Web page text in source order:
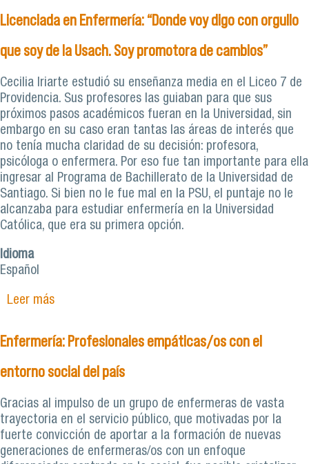
Licenciada en Enfermería: “Donde voy digo con orgullo
que soy de la Usach. Soy promotora de cambios”
Cecilia Iriarte estudió su enseñanza media en el Liceo 7 de
Providencia. Sus profesores las guiaban para que sus
próximos pasos académicos fueran en la Universidad, sin
embargo en su caso eran tantas las áreas de interés que
no tenía mucha claridad de su decisión: profesora,
psicóloga o enfermera. Por eso fue tan importante para ella
ingresar al Programa de Bachillerato de la Universidad de
Santiago. Si bien no le fue mal en la PSU, el puntaje no le
alcanzaba para estudiar enfermería en la Universidad
Católica, que era su primera opción.
Idioma
Español
Leer mássobre Cecilia Iriarte, Bachiller en Ciencias y
voy digo con orgullo que soy de la Usach. Soy
promotora de cambios”
Enfermería: Profesionales empáticas/os con el
entorno social del país
Gracias al impulso de un grupo de enfermeras de vasta
trayectoria en el servicio público, que motivadas por la
fuerte convicción de aportar a la formación de nuevas
generaciones de enfermeras/os con un enfoque